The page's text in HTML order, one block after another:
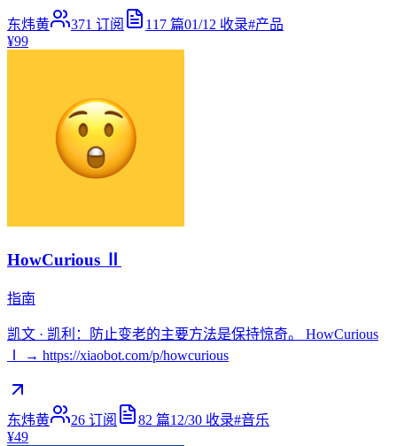
东炜黄 371 订阅 117 篇01/12 收录#产品
¥99
HowCurious Ⅱ
指南
凯文 · 凯利：防止变老的主要方法是保持惊奇。 HowCurious
Ⅰ → https://xiaobot.com/p/howcurious
东炜黄 26 订阅 82 篇12/30 收录#音乐
¥49